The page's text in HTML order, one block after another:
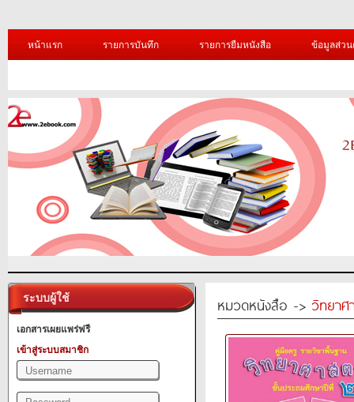
หน้าแรก รายการบันทึก รายการยืมหนังสือ ข้อมูลส่ว
ระบบผู้ใช้
เอกสารเผยแพร่ฟรี
เข้าสู่ระบบสมาชิก
หมวดหนังสือ -> วิทยาศ